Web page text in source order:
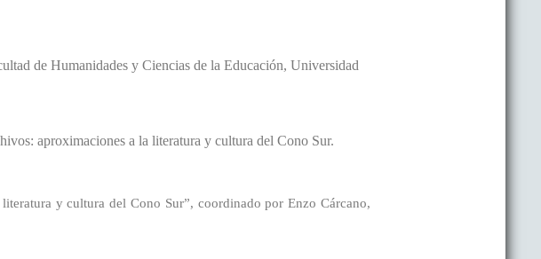
de Humanidades y Ciencias de la Educación, Universidad
aproximaciones a la literatura y cultura del Cono Sur.
y cultura del Cono Sur”, coordinado por Enzo Cárcano,